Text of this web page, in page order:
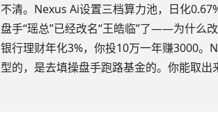
不清。Nexus Ai设置三档算力池，日化
盘手“瑶总”已经改名“王皓临”了——为什么
银行理财年化3%，你投10万一年赚3000。
型的，是去填操盘手跑路基金的。你能取出